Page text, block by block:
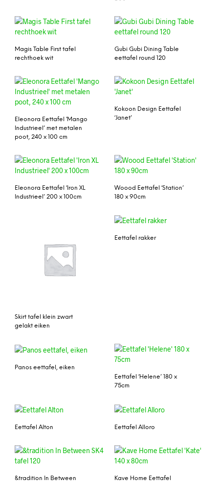
Magis Table First tafel
rechthoek wit
Gubi Gubi Dining Table
eettafel round 120
Eleonora Eettafel ‘Mango
Industrieel’ met metalen
poot, 240 x 100 cm
Kokoon Design Eettafel
‘Janet’
Eleonora Eettafel ‘Iron XL
Industrieel’ 200 x 100cm
Woood Eettafel ‘Station’
180 x 90cm
Skirt tafel klein zwart
gelakt eiken
Eettafel rakker
Panos eettafel, eiken
Eettafel ‘Helene’ 180 x
75cm
Eettafel Alton Eettafel Alloro
&tradition In Between Kave Home Eettafel